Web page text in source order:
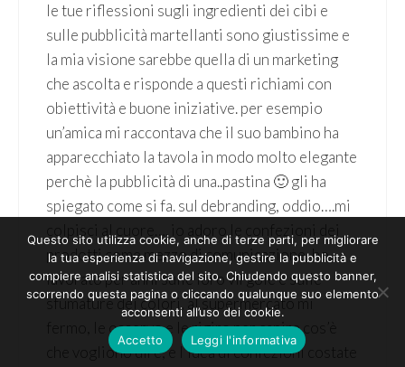
le tue riflessioni sugli ingredienti dei cibi e
sulle pubblicità martellanti sono giustissime e
la mia visione sarebbe quella di un marketing
che ascolta e risponde a questi richiami con
obiettività e buone iniziative. per esempio
un’amica mi raccontava che il suo bambino ha
apparecchiato la tavola in modo molto elegante
perchè la pubblicità di una..pastina 🙂 gli ha
spiegato come si fa. sul debranding, oddio….mi
prodotti come mezzo di comunicazione, ho
lavorato per anni sulle loro virgole e sulle
sfumature dei colori, al supermercato mi
fermo, le osservo e le rigiro per capire cos’è
che vogliono dire, e l’idea di confezioni costate
Questo sito utilizza cookie, anche di terze parti, per migliorare
la tua esperienza di navigazione, gestire la pubblicità e
compiere analisi statistica del sito. Chiudendo questo banner,
scorrendo questa pagina o cliccando qualunque suo elemento
acconsenti all’uso dei cookie.
Accetto
Leggi l'informativa